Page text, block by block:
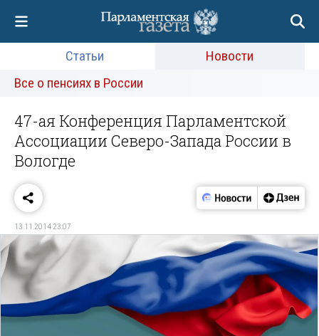
Статьи
Новости
Все о пенсиях в России
47-ая Конференция Парламентской
Ассоциации Северо-Запада России в
Вологде
13.11.2014 23:07